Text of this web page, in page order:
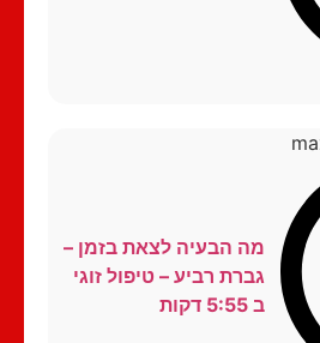
מה הבעיה לצאת בזמן –
גברת רביע – טיפול זוגי
ב 5:55 דקות